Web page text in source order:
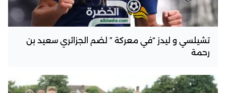
تشيلسي و ليدز “في معركة ” لضم الجزائري سعيد بن
رحمة